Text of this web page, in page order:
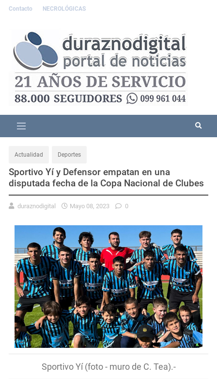
Contacto NECROLÓGICAS
Actualidad Deportes
Sportivo Yí y Defensor empatan en una
disputada fecha de la Copa Nacional de Clubes
duraznodigital Mayo 08, 2023 0
Sportivo Yí (foto - muro de C. Tea).-